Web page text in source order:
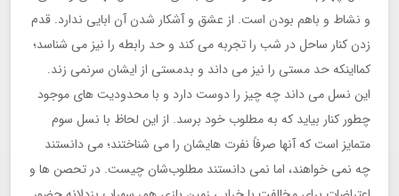
و نشاط و باهم بودن است. از عشق و آشکار شدن آن ابایی ندارد. قدم
زدن کنار ساحل در شب را تجربه می کند و حد رابطه را نیز می شناسد؛
کمااینکه حد مستی را نیز می داند و بدمستی از ایشان سرنمی زند.
این نسل می داند چه چیز را دوست دارد و با محدودیت های موجود
چطور کنار بیاید که به مطلوب خود برسد. از این لحاظ با نسل سوم
متمایز است که آنها صرفاً نفرت هایشان را می شناختند؛ می دانستند
چه نمی خواهند، اما نمی دانستند مطلوب‌شان چیست. در تحصن ها و